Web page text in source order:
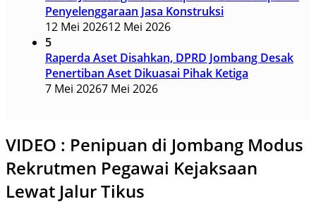
Penyelenggaraan Jasa Konstruksi
12 Mei 202612 Mei 2026
5
Raperda Aset Disahkan, DPRD Jombang Desak
Penertiban Aset Dikuasai Pihak Ketiga
7 Mei 20267 Mei 2026
VIDEO : Penipuan di Jombang Modus
Rekrutmen Pegawai Kejaksaan
Lewat Jalur Tikus